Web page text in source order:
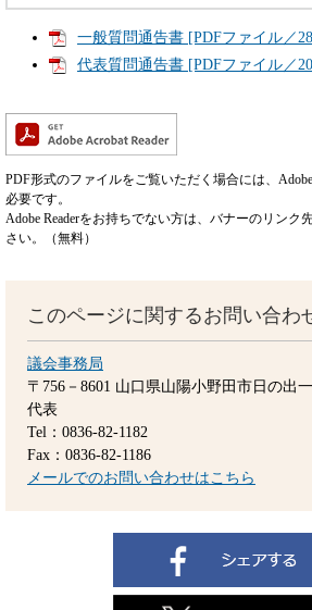
一般質問通告書 [PDFファイル／
代表質問通告書 [PDFファイル／
PDF形式のファイルをご覧いただく場合には、
必要です。
Adobe Readerをお持ちでない方は、バナーのリンク
さい。（無料）
このページに関するお問い合わ
議会事務局
〒756－8601 山口県山陽小野田市日の出
代表
Tel：0836-82-1182
Fax：0836-82-1186
メールでのお問い合わせはこちら